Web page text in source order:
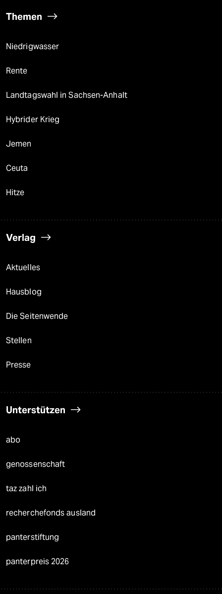
Themen
Niedrigwasser
Rente
Landtagswahl in Sachsen-Anhalt
Hybrider Krieg
Jemen
Ceuta
Hitze
Verlag
Aktuelles
Hausblog
Die Seitenwende
Stellen
Presse
Unterstützen
abo
genossenschaft
taz zahl ich
recherchefonds ausland
panterstiftung
panterpreis 2026